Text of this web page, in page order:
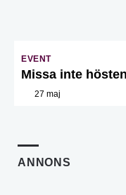
EVENT
Missa inte
27 maj
ANNONS